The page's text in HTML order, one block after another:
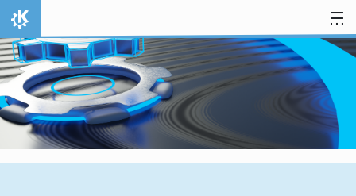
Перейти до вмісту
Домівка